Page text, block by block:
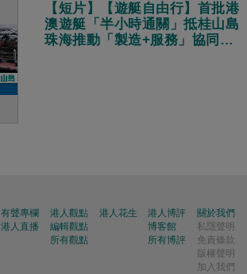
【短片】【遊艇自由行】首批港
澳遊艇「半小時通關」抵桂山島
珠海推動「製造+服務」協同發
有聲專欄
港人直播
港人觀點
編輯觀點
所有觀點
港人花生
港人博評
博客館
所有博評
關於我們
私隱聲明
免責條款
版權聲明
加入我們